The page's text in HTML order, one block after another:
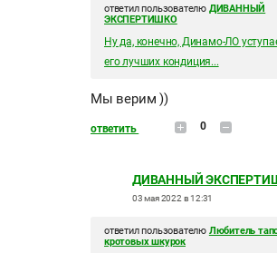
ответил пользователю ДИВАННЫЙ
ЭКСПЕРТИШКО
Ну да, конечно, Динамо-ЛО
его лучших кондиция...
Мы верим ))
ответить 0
ДИВАННЫЙ
03 мая 2022 в 12:31
ответил пользователю Любитель
кротовых шкурок